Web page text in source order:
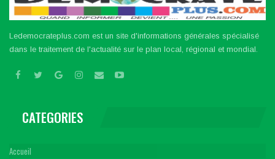
Ledemocrateplus.com est un site d'informations générales spécialisé
dans le traitement de l'actualité sur le plan local, régional et mondial.
CATEGORIES
Accueil